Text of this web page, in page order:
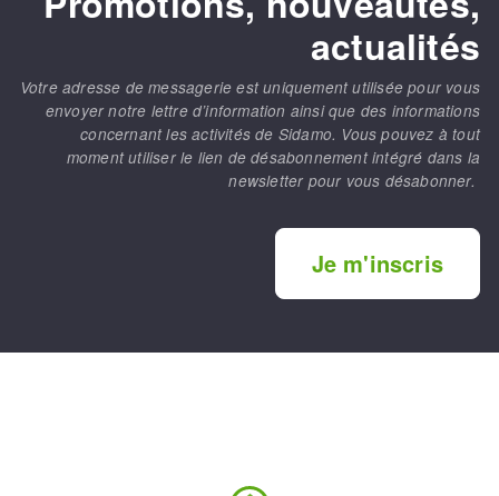
actualités
Votre adresse de messagerie est uniquement utilisée pour vous
envoyer notre lettre d’information ainsi que des informations
concernant les activités de Sidamo. Vous pouvez à tout
moment utiliser le lien de désabonnement intégré dans la
newsletter pour vous désabonner.
Je m'inscris